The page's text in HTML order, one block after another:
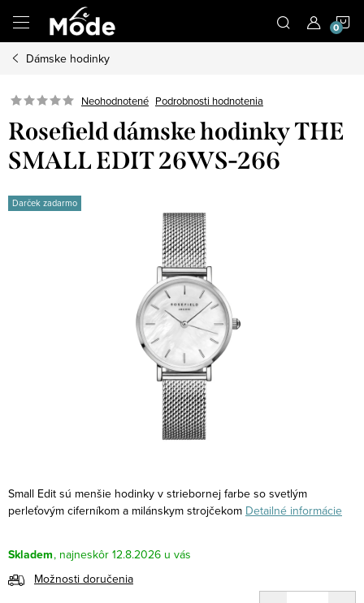
obsah
Dámske hodinky
Neohodnotené Podrobnosti hodnotenia
Rosefield dámske hodinky THE
SMALL EDIT 26WS-266
Darček zadarmo
Small Edit sú menšie hodinky v striebornej farbe so svetlým
perleťovým ciferníkom a milánskym strojčekom Detailné informácie
Skladem
12.8.2026
Možnosti doručenia